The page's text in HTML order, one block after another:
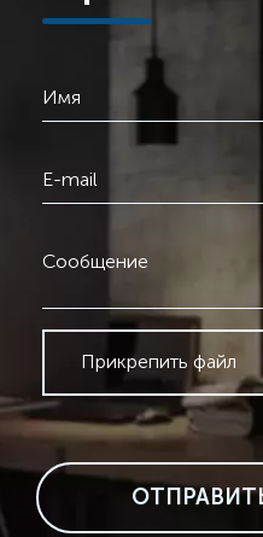
Имя
E-mail
Сообщение
Прикрепить файл